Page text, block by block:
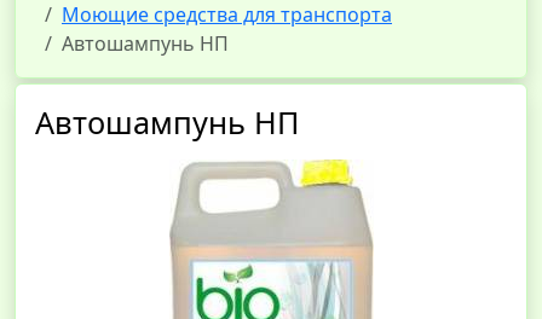
Моющие средства для транспорта
Автошампунь НП
Автошампунь НП